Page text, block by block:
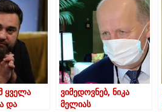
ყველა
და
ვიმედოვნებ, ნიკა
მელიას